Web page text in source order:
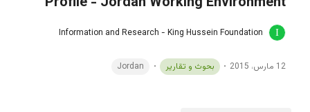
Information and Research - King Hussein Foundation
12 مارس، 2015 بحوث و تقارير Jordan